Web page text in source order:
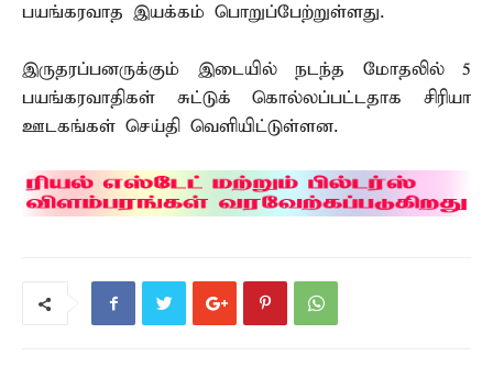
பயங்கரவாத இயக்கம் பொறுப்பேற்றுள்ளது.
இருதரப்பனருக்கும் இடையில் நடந்த மோதலில் 5
பயங்கரவாதிகள் சுட்டுக் கொல்லப்பட்டதாக சிரியா
ஊடகங்கள் செய்தி வெளியிட்டுள்ளன.